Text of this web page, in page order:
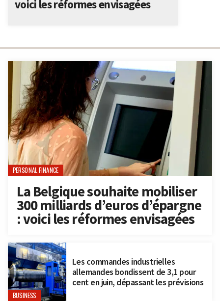
PERSONAL FINANCE
La Belgique souhaite mobiliser
300 milliards d’euros d’épargne
: voici les réformes envisagées
BUSINESS
Les commandes industrielles
allemandes bondissent de 3,1 pour
cent en juin, dépassant les prévisions
voici les réformes envisagées